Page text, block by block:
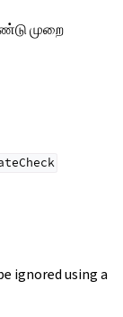
முறை
ignored using a